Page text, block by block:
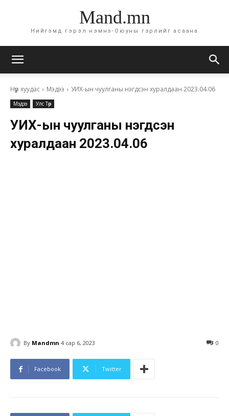
Mand.mn
Нийгэмд гэрэл нэмнэ-Оюуны гэрлийг асаана
Нүүр хуудас Мэдээ УИХ-ын чуулганы нэгдсэн хуралдаан 2023.04.06
Мэдээ Улс Төр
УИХ-ын чуулганы нэгдсэн
хуралдаан 2023.04.06
By Mandmn 4 сар 6, 2023 0
Facebook Twitter